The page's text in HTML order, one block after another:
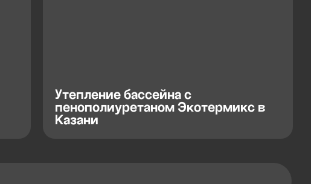
Утепление бассейна с
пенополиуретаном Экотермикс в
Казани